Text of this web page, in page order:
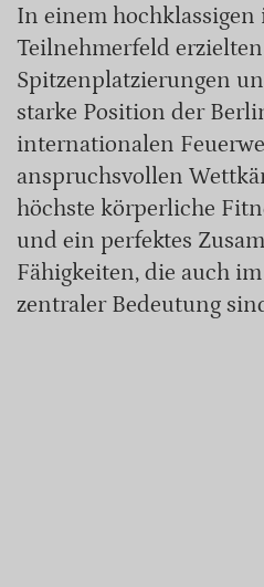
In einem
Teilnehmerfeld
Spitzenplatzierungen
starke Position der
internationalen
anspruchsvollen
höchste körperliche
und ein perfektes
Fähigkeiten, die auch
zentraler Bedeutung